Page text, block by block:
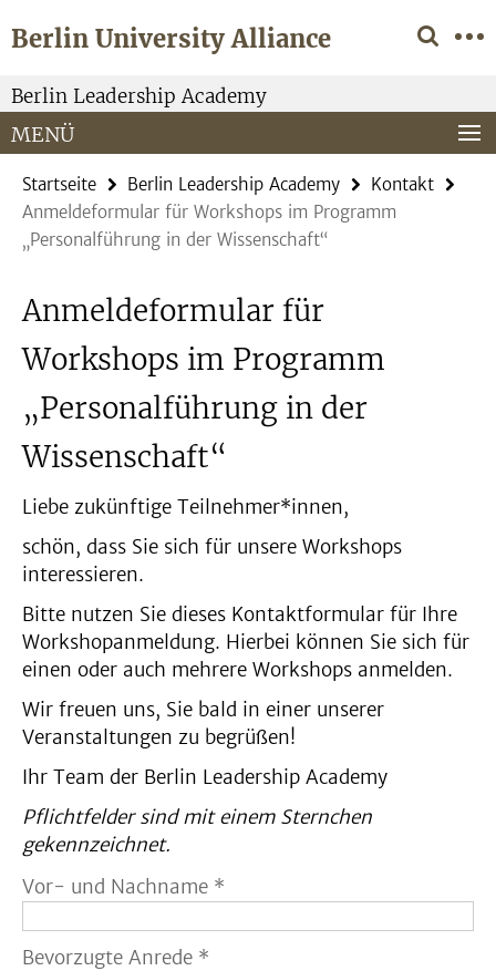
direkt
Inhalt
Berlin University Alliance
Service-
Navigation
Berlin Leadership Academy
MENÜ
Startseite Berlin Leadership Academy
Kontakt
Anmeldeformular für Workshops im Programm
„Personalführung in der Wissenschaft“
Anmeldeformular für
Workshops im Programm
„Personalführung in der
Wissenschaft“
Liebe zukünftige Teilnehmer*innen,
schön, dass Sie sich für unsere Workshops
interessieren.
Bitte nutzen Sie dieses Kontaktformular für Ihre
Workshopanmeldung. Hierbei können Sie sich für
einen oder auch mehrere Workshops anmelden.
Wir freuen uns, Sie bald in einer unserer
Veranstaltungen zu begrüßen!
Ihr Team der Berlin Leadership Academy
Pflichtfelder sind mit einem Sternchen
gekennzeichnet.
Vor- und Nachname *
Bevorzugte Anrede *